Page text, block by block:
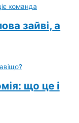
зайві, а
що це і